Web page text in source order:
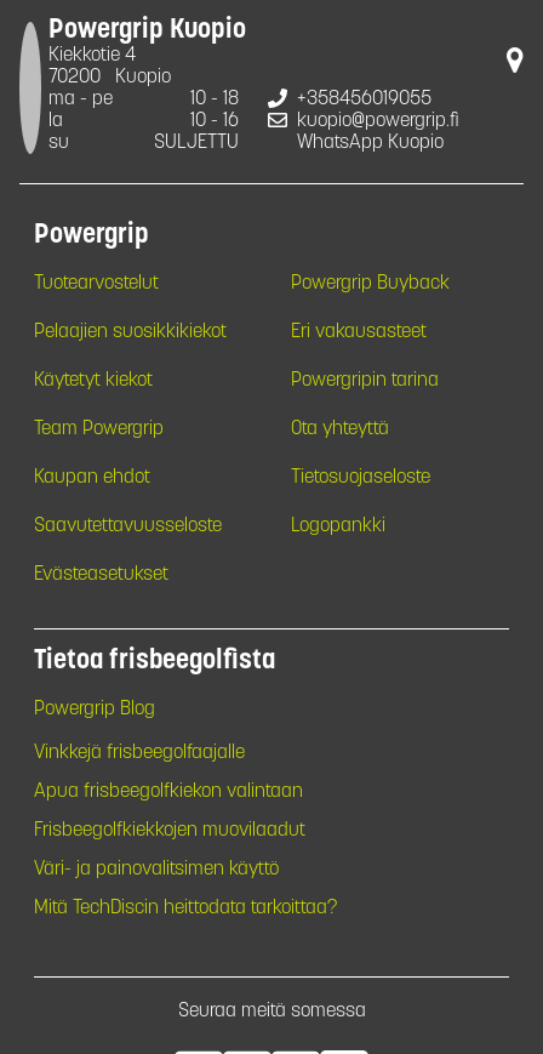
Powergrip Kuopio
Kiekkotie 4
70200
Kuopio
ma - pe
10 - 18
la
10 - 16
su
SULJETTU
+358456019055
kuopio@powergrip.fi
WhatsApp Kuopio
Powergrip
Tuotearvostelut Powergrip Buyback
Pelaajien suosikkikiekot Eri vakausasteet
Käytetyt kiekot Powergripin tarina
Team Powergrip Ota yhteyttä
Kaupan ehdot Tietosuojaseloste
Saavutettavuusseloste Logopankki
Evästeasetukset
Tietoa frisbeegolfista
Powergrip Blog
Vinkkejä frisbeegolfaajalle
Apua frisbeegolfkiekon valintaan
Frisbeegolfkiekkojen muovilaadut
Väri- ja painovalitsimen käyttö
Mitä TechDiscin heittodata tarkoittaa?
Seuraa meitä somessa